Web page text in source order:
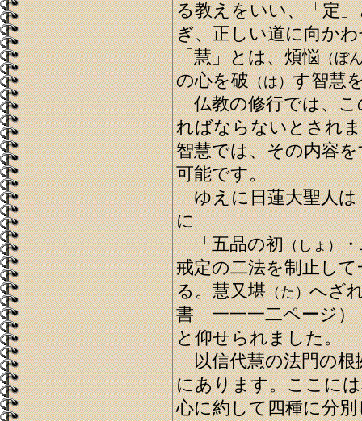
る教えをいい、「定
ぎ、正しい道に向か
「慧」とは、煩悩（ぼ
の心を破（は）す智慧
仏教の修行では、こ
ればならないとされ
智慧では、その内容
可能です。
ゆえに日蓮大聖人は
に
「五品の初（しょ）
戒定の二法を制止し
る。慧又堪（た）へざ
書 一一一二ページ）
と仰せられました。
以信代慧の法門の根
にあります。ここに
心に約して四種に分